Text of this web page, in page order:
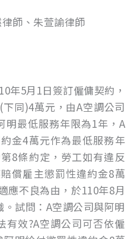
萱諭律師
年5月1日簽訂僱傭契約，
同)4萬元，由A空調公司
明最低服務年限為1年，A
金4萬元作為最低服務年
8條約定，勞工如有違反
償雇主懲罰性違約金8萬
應不良為由，於110年8月
試問：A空調公司與阿明
有效?A空調公司可否依僱